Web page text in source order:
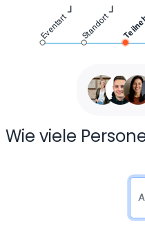
Eventart Standort
Wie viele